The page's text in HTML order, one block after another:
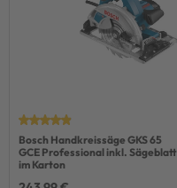
Bosch Handkreissäge GKS 65
GCE Professional inkl. Sägeblatt
im Karton